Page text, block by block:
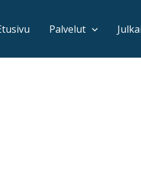
Palvelut